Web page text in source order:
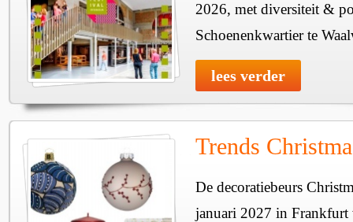
2026, met diversiteit &
Schoenenkwartier te
lees verder
Trends
De decoratiebeurs
januari 2027 in Frankfurt